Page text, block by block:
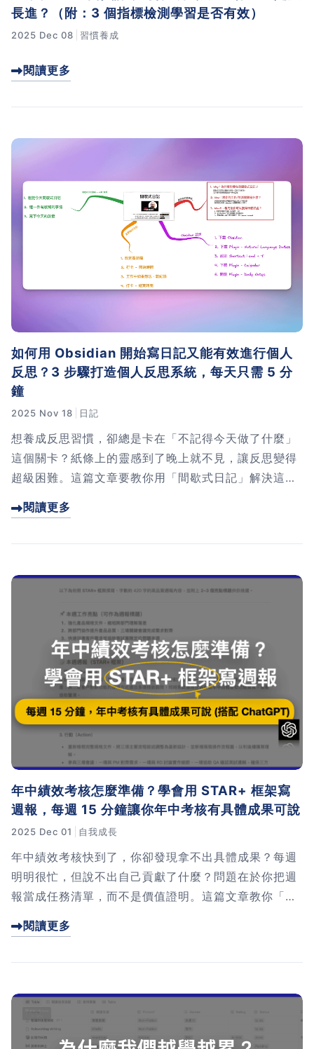
長進？（附：3 個指標檢測學習是否有效）
2025 Dec 08 習慣養成
閱讀更多
如何用 Obsidian 開始寫日記又能有效進行個人
反思？3 步驟打造個人反思系統，每天只需 5 分
鐘
2025 Nov 18 日記
想養成反思習慣，卻總是卡在「不記得今天做了什麼」
這個關卡？紙條上的靈感到了晚上就不見，讓反思變得
超級困難。這篇文章要教你用「間歇式日記」解決這個
的反思系統。我會手把手教你設定工具、記錄一整天的
閱讀更多
年中績效考核怎麼準備？學會用 STAR+ 框架寫
週報，每週 15 分鐘讓你年中考核有具體成果可說
2025 Dec 01 自我成長
年中績效考核快到了，你卻發現拿不出具體成果？每週
明明很忙，但說不出自己貢獻了什麼？問題在於你把週
報當成任務清單，而不是價值證明。這篇文章教你「老
考核亮點。現在開始改變週報的寫法，讓你的努力在年
閱讀更多